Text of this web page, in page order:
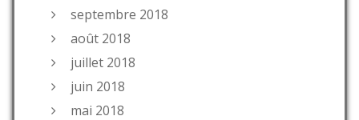
septembre 2018
août 2018
juillet 2018
juin 2018
mai 2018